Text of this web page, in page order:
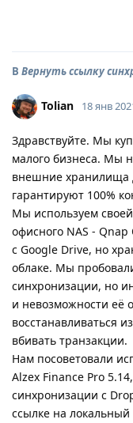
В Вернуть ссылку
Tolian 18 янв
Здравствуйте. Мы
малого бизнеса. Мы
внешние хранилища
гарантируют 100%
Мы используем
офисного NAS - Qnap
с Google Drive, но
облаке. Мы
синхронизации, но
и невозможности её
восстанавливаться
вбивать транзакции.
Нам посоветовали
Alzex Finance Pro
синхронизации с
ссылке на